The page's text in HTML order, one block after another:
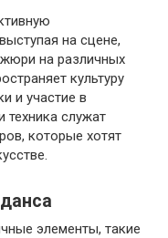
на сцене,
на различных
культуру
и участие в
техника служат
которые хотят
элементы, такие